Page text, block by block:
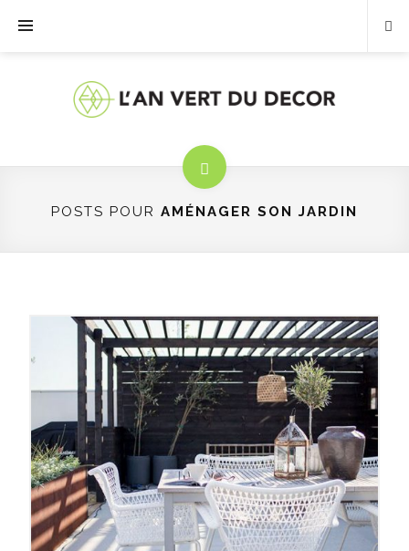
POSTS POUR AMÉNAGER SON JARDIN